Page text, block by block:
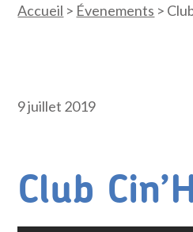
Accueil > Évenements >
9 juillet 2019
Club